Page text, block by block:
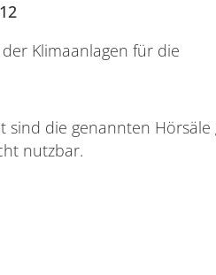
Klimaanlagen für die
sind die genannten
nutzbar.